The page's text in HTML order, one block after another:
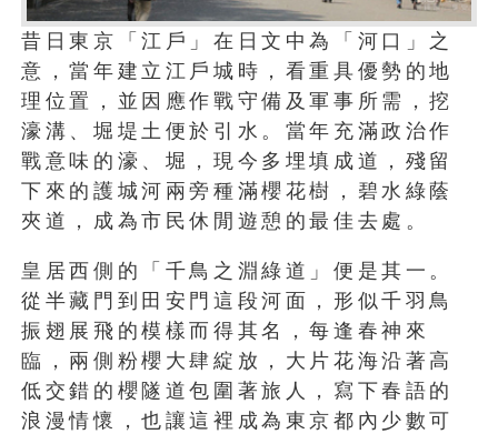
昔日東京「江戶」在日文中為「河口」之
意，當年建立江戶城時，看重具優勢的地
理位置，並因應作戰守備及軍事所需，挖
濠溝、堀堤土便於引水。當年充滿政治作
戰意味的濠、堀，現今多埋填成道，殘留
下來的護城河兩旁種滿櫻花樹，碧水綠蔭
夾道，成為市民休閒遊憩的最佳去處。
皇居西側的「千鳥之淵綠道」便是其一。
從半藏門到田安門這段河面，形似千羽鳥
振翅展飛的模樣而得其名，每逢春神來
臨，兩側粉櫻大肆綻放，大片花海沿著高
低交錯的櫻隧道包圍著旅人，寫下春語的
浪漫情懷，也讓這裡成為東京都內少數可